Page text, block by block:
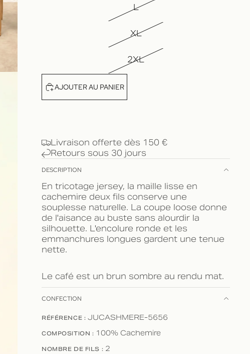
L
XL
2XL
AJOUTER AU PANIER
Livraison offerte dès 150 €
Retours sous 30 jours
DESCRIPTION
En tricotage jersey, la maille lisse en
cachemire deux fils conserve une
souplesse naturelle. La coupe loose donne
de l'aisance au buste sans alourdir la
silhouette. L'encolure ronde et les
emmanchures longues gardent une tenue
nette.
Le café est un brun sombre au rendu mat.
CONFECTION
RÉFÉRENCE : JUCASHMERE-5656
COMPOSITION : 100% Cachemire
NOMBRE DE FILS : 2